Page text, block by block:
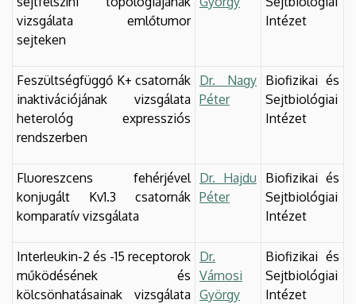
vizsgálata emlőtumor
sejteken
Intézet
Feszültségfüggő K+ csatornák
inaktivációjának vizsgálata
heterológ expressziós
rendszerben
Dr. Nagy
Péter
Biofizikai és
Sejtbiológiai
Intézet
Fluoreszcens fehérjével
konjugált Kv1.3 csatornák
komparatív vizsgálata
Dr. Hajdu
Péter
Biofizikai és
Sejtbiológiai
Intézet
Interleukin-2 és -15 receptorok
működésének és
kölcsönhatásainak vizsgálata
Dr.
Vámosi
György
Biofizikai és
Sejtbiológiai
Intézet